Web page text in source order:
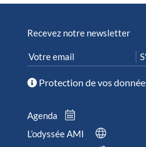
Recevez notre newsletter
Protection de vos
Agenda
L’odyssée AMI